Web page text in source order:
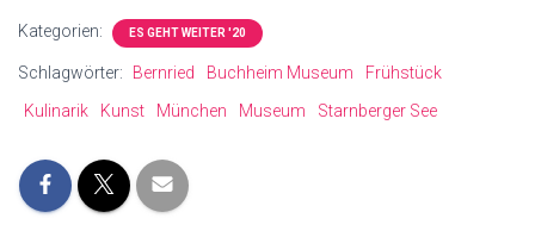
Kategorien: ES GEHT WEITER '20
Schlagwörter: Bernried Buchheim Museum
Frühstück
Kulinarik
Kunst München Museum Starnberger See